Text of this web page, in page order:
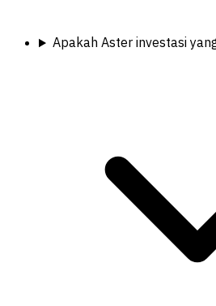
Apakah Aster investasi